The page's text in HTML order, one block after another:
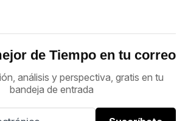
de Tiempo en tu correo
análisis y perspectiva, gratis en tu
bandeja de entrada